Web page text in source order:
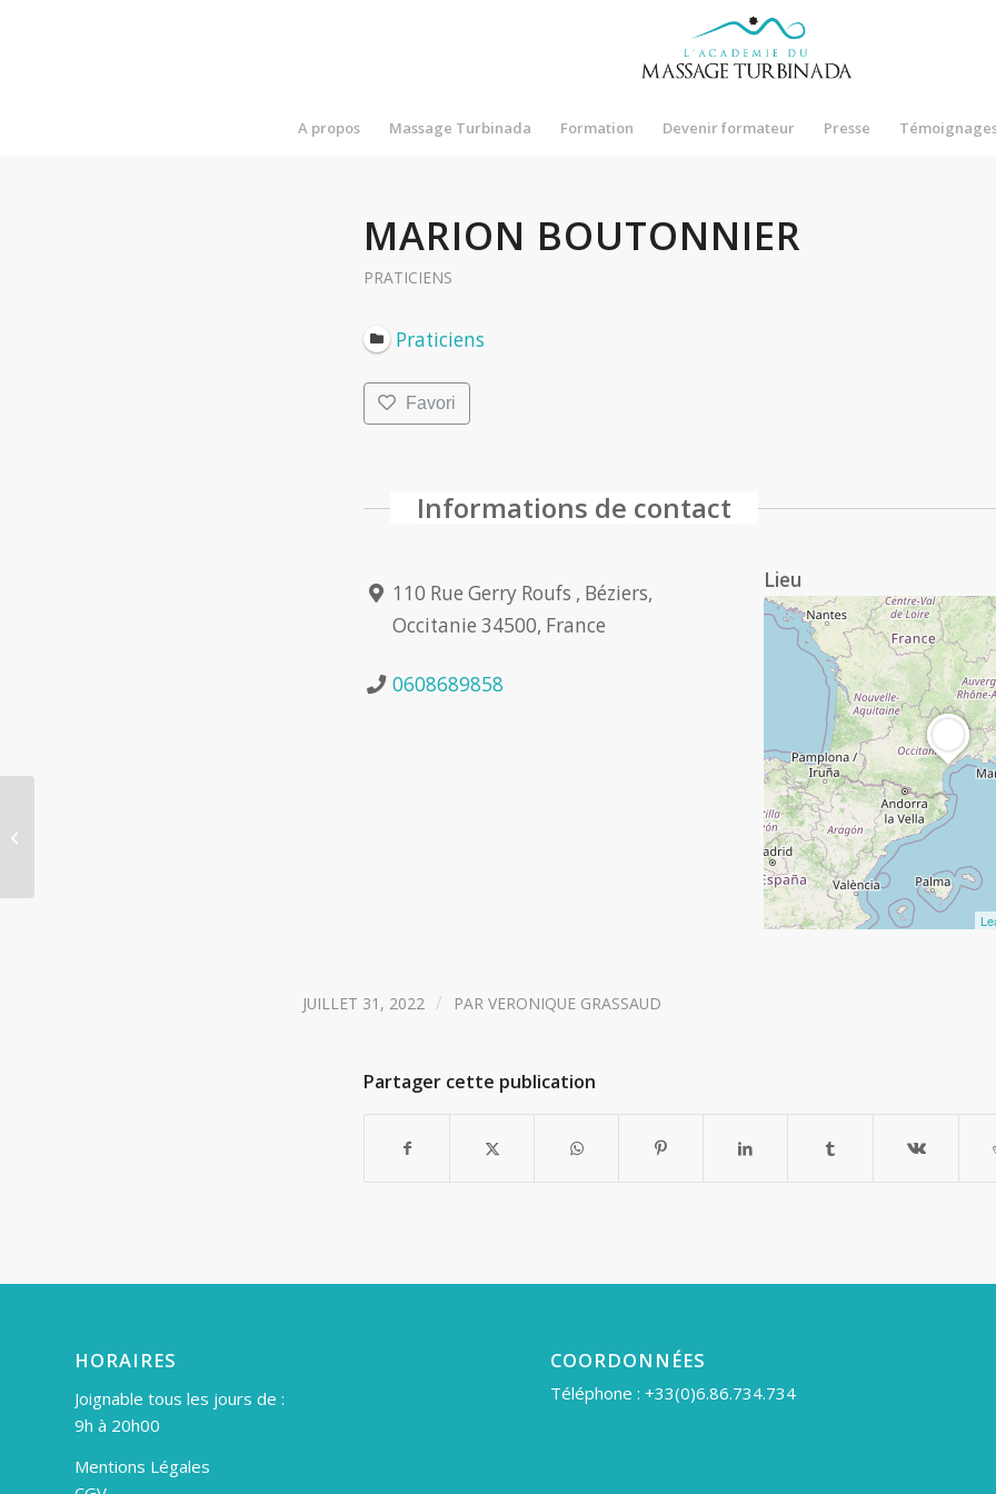
A propos Massage Turbinada Formation Devenir formateur Presse
MARION BOUTONNIER
PRATICIENS
Praticiens
Favori
Informations de contact
110 Rue Gerry Roufs , Béziers,
Occitanie 34500, France
0608689858
Lieu
JUILLET 31, 2022 / PAR VERONIQUE GRASSAUD
Partager cette publication
HORAIRES
Joignable tous les jours de :
9h à 20h00
Mentions Légales
COORDONNÉES
Téléphone : +33(0)6.86.734.734